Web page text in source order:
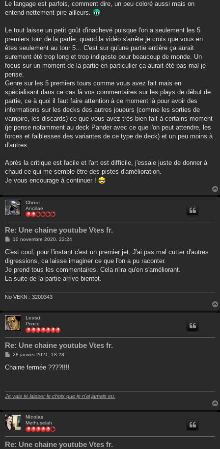
Le langage est parfois, comment dire, un peu coloré aussi mais on
entend nettement pire ailleurs.
Le tout laisse un petit goût d'inachevé puisque l'on a seulement les 5
premiers tour de la partie, quand la vidéo s'arrête je crois que vous en
êtes seulement au tour 5... C'est sur qu'une partie entière ça aurait
surement été trop long et trop indigeste pour beaucoup de monde. Un
focus sur un moment de la partie en particulier ça aurait été pas mal je
pense.
Genre sur les 5 premiers tours comme vous avez fait mais en
spécialisant dans ce cas là vos commentaires sur les plays de début de
partie, ce à quoi il faut faire attention à ce moment là pour avoir des
informations sur les decks des autres joueurs (comme les sorties de
vampire, les discards) ce que vous avez très bien fait à certains moment
(je pense notamment au deck Pander avec ce que l'on peut attendre, les
forces et faiblesses des variantes de ce type de deck) et un peu moins à
d'autres.
Après la critique est facile et l'art est difficile, j'essaie juste de donner à
chaud ce qui me semble être des pistes d'amélioration.
Je vous encourage à continuer !
Chris-
Ancillae
Re: Une chaine youtube Vtes fr.
M
s
a
g
10 novembre 2020, 22:24
C'est cool, pour l'instant c'est un premier jet. J'ai pas mal cutter d'autres
digressions, ca laisse imaginer ce que l'on a pu raconter.
Je prend tous les commentaires. Cela n'ira qu'en s'améliorant.
La suite de la partie arrive bientot.
No VEKN : 3200343
Lestat
Prince
Re: Une chaine youtube Vtes fr.
M
s
28 janvier 2021, 18:28
Chaine fermée ????!!!!
Je vais te laisser le choix que je n'ai jamais eu.
Nicolas
Methuselah
Re: Une chaine youtube Vtes fr.